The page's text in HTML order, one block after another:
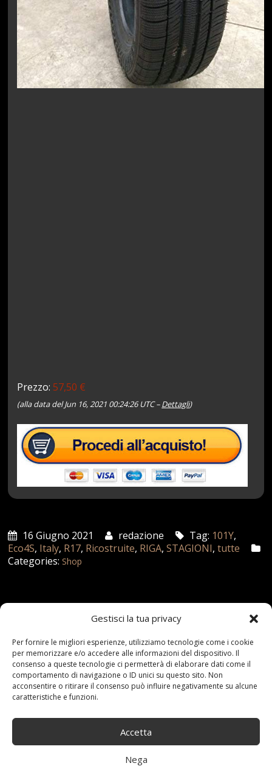
Gestisci la tua privacy
Per fornire le migliori esperienze, utilizziamo tecnologie come i cookie
per memorizzare e/o accedere alle informazioni del dispositivo. Il
consenso a queste tecnologie ci permetterà di elaborare dati come il
comportamento di navigazione o ID unici su questo sito. Non
acconsentire o ritirare il consenso può influire negativamente su alcune
caratteristiche e funzioni.
Accetta
Nega
Prezzo:57,50 €
(alla data del Jun 16, 2021 00:24:26 UTC –Dettagli)
16 Giugno 2021 redazione Tag: 101Y,
Eco4S, Italy, R17, Ricostruite, RIGA,STAGIONI,tutte
Categories: Shop
Assicurazione auto e sostituzione lunotto: le cose
da sapere
21 Aprile,2026
Range Rover: un’icona tra i luxury SUV
Nuova MG ZS Hybrid+: i SUV si fanno ibridi
24 Novembre,2024